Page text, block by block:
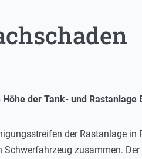
der Tank- und Rastanlage
der Rastanlage in
zusammen.